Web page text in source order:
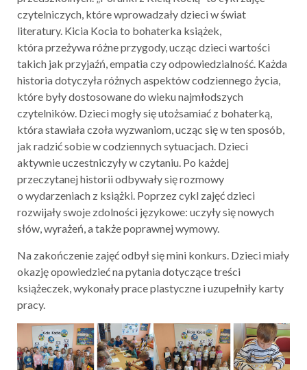
czytelniczych, które wprowadzały dzieci w świat
literatury. Kicia Kocia to bohaterka książek,
która przeżywa różne przygody, ucząc dzieci wartości
takich jak przyjaźń, empatia czy odpowiedzialność. Każda
historia dotyczyła różnych aspektów codziennego życia,
które były dostosowane do wieku najmłodszych
czytelników. Dzieci mogły się utożsamiać z bohaterką,
która stawiała czoła wyzwaniom, ucząc się w ten sposób,
jak radzić sobie w codziennych sytuacjach. Dzieci
aktywnie uczestniczyły w czytaniu. Po każdej
przeczytanej historii odbywały się rozmowy
o wydarzeniach z książki. Poprzez cykl zajęć dzieci
rozwijały swoje zdolności językowe: uczyły się nowych
słów, wyrażeń, a także poprawnej wymowy.
Na zakończenie zajęć odbył się mini konkurs. Dzieci miały
okazję opowiedzieć na pytania dotyczące treści
książeczek, wykonały prace plastyczne i uzupełniły karty
pracy.